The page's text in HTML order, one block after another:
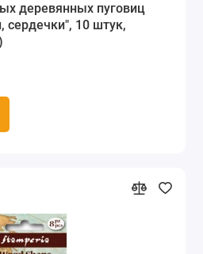
деревянных пуговиц
сердечки", 10 штук,